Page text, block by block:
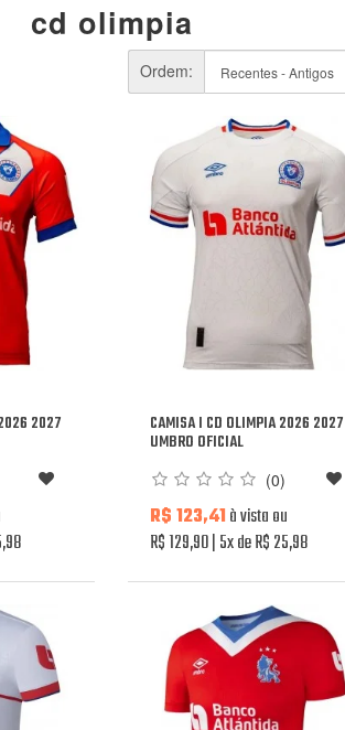
cd olimpia
Ordem:
2027 CAMISA I CD OLIMPIA 2026 2027
UMBRO OFICIAL
(0)
R$ 123,41à vista ou
R$ 129,90 5x de R$ 25,98